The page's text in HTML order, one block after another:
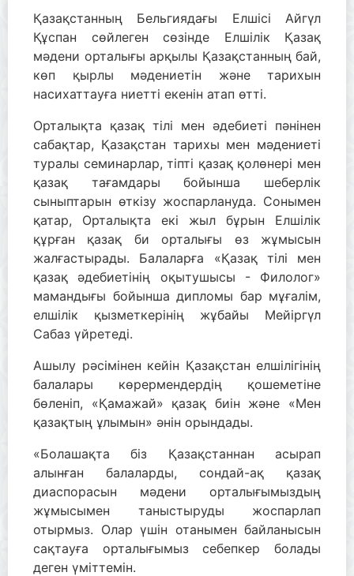
Қазақстанның Бельгиядағы Елшісі Айгүл
Құспан сөйлеген сөзінде Елшілік Қазақ
мәдени орталығы арқылы Қазақстанның бай,
көп қырлы мәдениетін және тарихын
насихаттауға ниетті екенін атап өтті.
Орталықта қазақ тілі мен әдебиеті пәнінен
сабақтар, Қазақстан тарихы мен мәдениеті
туралы семинарлар, тіпті қазақ қолөнері мен
қазақ тағамдары бойынша шеберлік
сыныптарын өткізу жоспарлануда. Сонымен
қатар, Орталықта екі жыл бұрын Елшілік
құрған қазақ би орталығы өз жұмысын
жалғастырады. Балаларға «Қазақ тiлi мен
қазақ әдебиетінің оқытушысы - Филолог»
мамандығы бойынша дипломы бар мұғалім,
елшілік қызметкерінің жұбайы Мейіргүл
Сабаз үйретеді.
Ашылу рәсімінен кейін Қазақстан елшілігінің
балалары көрермендердің қошеметіне
бөленіп, «Қамажай» қазақ биін және «Мен
қазақтың ұлымын» әнін орындады.
«Болашақта біз Қазақстаннан асырап
алынған балаларды, сондай-ақ қазақ
диаспорасын мәдени орталығымыздың
жұмысымен таныстыруды жоспарлап
отырмыз. Олар үшін отанымен байланысын
сақтауға орталығымыз себепкер болады
деген үміттемін.